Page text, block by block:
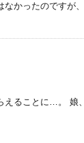
かったのですが
えることに…。 娘